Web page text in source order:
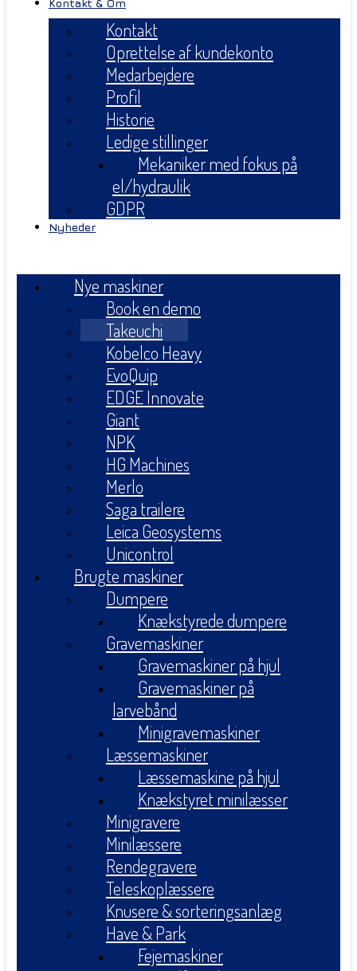
Kontakt & Om
Kontakt
Oprettelse af kundekonto
Medarbejdere
Profil
Historie
Ledige stillinger
Mekaniker med fokus på
el/hydraulik
GDPR
Nyheder
Nye maskiner
Book en demo
Takeuchi
Kobelco Heavy
EvoQuip
EDGE Innovate
Giant
NPK
HG Machines
Merlo
Saga trailere
Leica Geosystems
Unicontrol
Brugte maskiner
Dumpere
Knækstyrede dumpere
Gravemaskiner
Gravemaskiner på hjul
Gravemaskiner på
larvebånd
Minigravemaskiner
Læssemaskiner
Læssemaskine på hjul
Knækstyret minilæsser
Minigravere
Minilæssere
Rendegravere
Teleskoplæssere
Knusere & sorteringsanlæg
Have & Park
Fejemaskiner